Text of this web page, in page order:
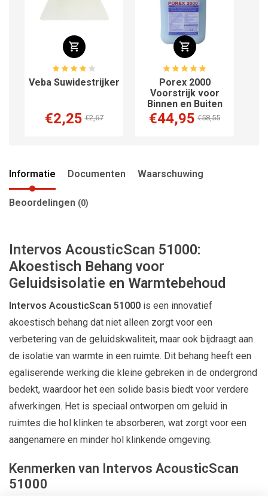
Veba Suwidestrijker
€2,25 €2,67
Porex 2000
Voorstrijk voor
Binnen en Buiten
€44,95 €58,55
Informatie Documenten Waarschuwing
Beoordelingen (0)
Intervos AcousticScan 51000:
Akoestisch Behang voor
Geluidsisolatie en Warmtebehoud
Intervos AcousticScan 51000 is een innovatief
akoestisch behang dat niet alleen zorgt voor een
verbetering van de geluidskwaliteit, maar ook bijdraagt aan
de isolatie van warmte in een ruimte. Dit behang heeft een
egaliserende werking die kleine gebreken in de ondergrond
bedekt, waardoor het een solide basis biedt voor verdere
afwerkingen. Het is speciaal ontworpen om geluid in
ruimtes die hol klinken te absorberen, wat zorgt voor een
aangenamere en minder hol klinkende omgeving.
Kenmerken van Intervos AcousticScan
51000